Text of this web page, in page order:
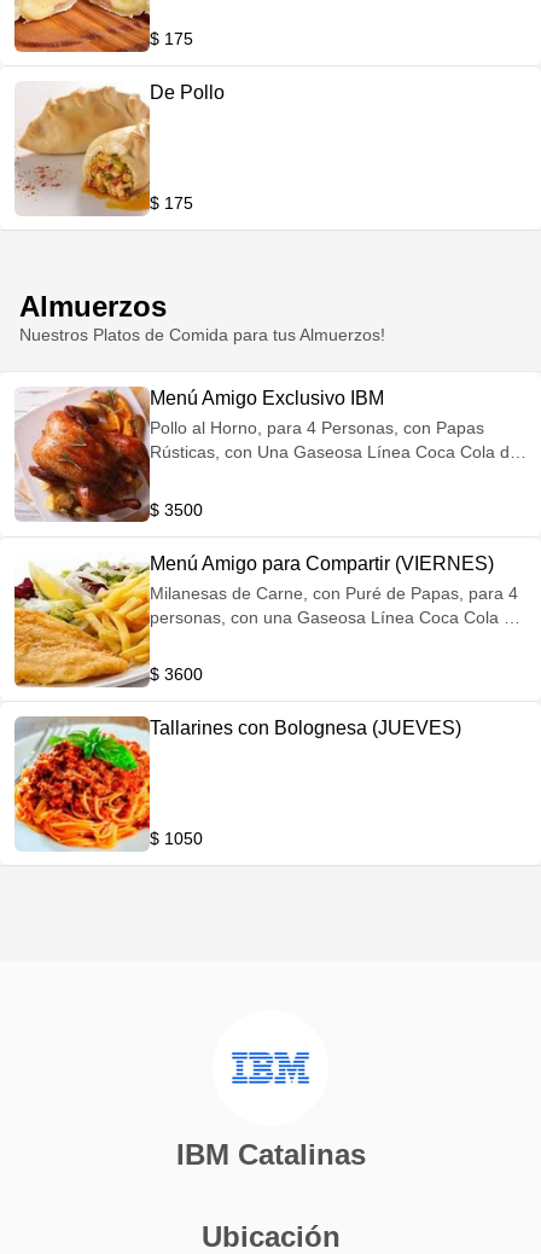
$ 175
De Pollo
$ 175
Almuerzos
Nuestros Platos de Comida para tus Almuerzos!
Menú Amigo Exclusivo IBM
Pollo al Horno, para 4 Personas, con Papas
Rústicas, con Una Gaseosa Línea Coca Cola de
$ 3500
Menú Amigo para Compartir (VIERNES)
Milanesas de Carne, con Puré de Papas, para 4
personas, con una Gaseosa Línea Coca Cola de
$ 3600
Tallarines con Bolognesa (JUEVES)
$ 1050
IBM Catalinas
Ubicación